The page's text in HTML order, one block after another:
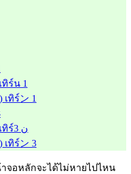
ร์น 1
ทิร์ン 1
ดับเบิลโซลิแทร์ (หงายไพ่) เทิร์ن 3
ทิร์ン 3
าจอหลักจะได้ไม่หายไปไหน